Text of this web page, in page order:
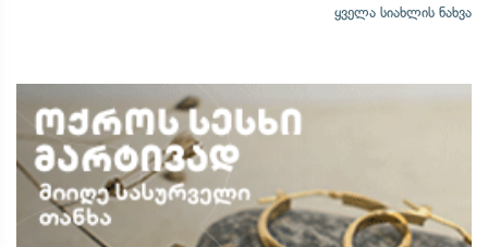
ყველა სიახლის ნახვა